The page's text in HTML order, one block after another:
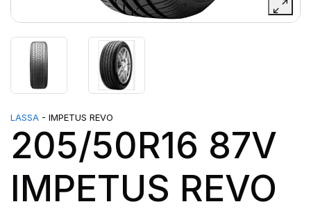
LASSA - IMPETUS REVO
205/50R16 87V
IMPETUS REVO